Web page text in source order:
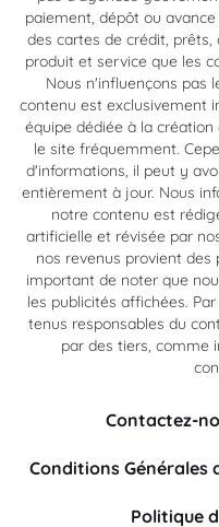
paiement, dépôt ou
des cartes de crédit,
produit et service que les
Nous n'influençons pas
contenu est exclusivement
équipe dédiée à la
le site fréquemment.
d'informations, il peut y
entièrement à jour. Nous
notre contenu est
artificielle et révisée par
nos revenus provient des
important de noter que
les publicités affichées.
tenus responsables du
par des tiers, comme
Contactez-
Conditions Générales
Politique